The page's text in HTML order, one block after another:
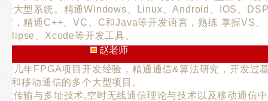
个大型系统。精通Windows、Linux、Android、IOS、
发，精通C++、VC、C和Java等开发语言，熟练 掌握VS、
、Xcode等开发工具。
赵老师
十几年FPGA项目开发经验，精通通信&算法研究，开发过
和移动通信的多个大型项目。
波传输与多址技术,空时无线通信理论与技术以及移动通信中